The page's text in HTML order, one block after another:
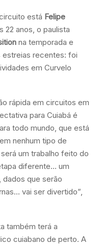
está Felipe
22 anos, o paulista
na temporada e
recentes: foi
em Curvelo
rápida em circuitos em
para Cuiabá é
todo mundo, que está
nenhum tipo de
um trabalho feito do
diferente… um
que serão
vai ser divertido”,
também terá a
cuiabano de perto. A